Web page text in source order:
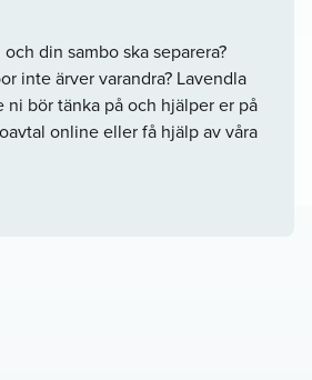
din sambo ska separera?
inte ärver varandra? Lavendla
ni bör tänka på och hjälper er på
online eller få hjälp av våra